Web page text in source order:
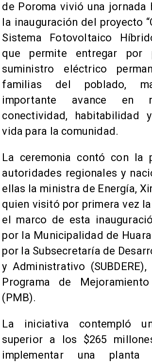
de Poroma vivió una jornada
la inauguración del proyecto
Sistema Fotovoltaico
que permite entregar por
suministro eléctrico
familias del poblado,
importante avance en
conectividad, habitabilidad
vida para la comunidad.
La ceremonia contó con la
autoridades regionales y
ellas la ministra de Energía,
quien visitó por primera vez
el marco de esta
por la Municipalidad de
por la Subsecretaría de
y Administrativo
Programa de
(PMB).
La iniciativa contempló
superior a los $265
implementar una planta